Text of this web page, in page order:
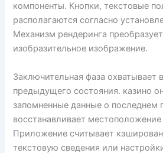
компоненты. Кнопки, текстовые
располагаются согласно
Механизм рендеринга
изобразительное изображение.
Заключительная фаза охватывает
предыдущего состояния. казино
запомненные данные о последнем
восстанавливает местоположение
Приложение считывает
текстовую сведения или